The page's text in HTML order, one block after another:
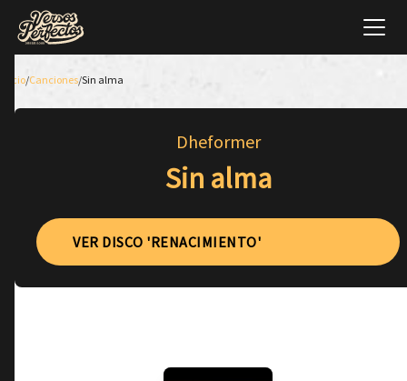
Inicio/Canciones/Sin alma
Dheformer
Sin alma
VER DISCO 'RENACIMIENTO'